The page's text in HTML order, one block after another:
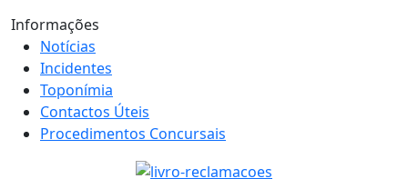
Informações
Notícias
Incidentes
Toponímia
Contactos Úteis
Procedimentos Concursais